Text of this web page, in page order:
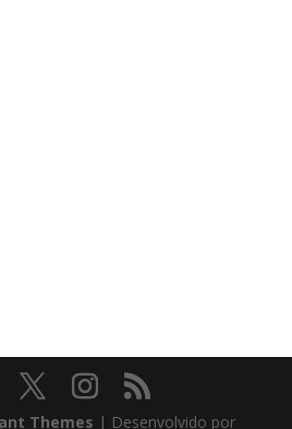
Themes | Desenvolvido por